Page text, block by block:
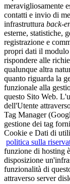
meravigliosamente
contatti e invio di
infrastruttura back-
esterne, statistiche,
registrazione e
propri dati il
rispondere alle
qualunque altra
quanto riguarda la
funzionale alla
questo Sito Web.
dell'Utente
Tag Manager
gestione dei tag
Cookie e Dati di
politica sulla
funzione di hosting
disposizione
funzionalità di
attraverso server